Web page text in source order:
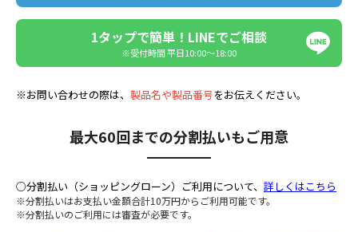
1タップで簡単！LINEでご相談
※受付時間 平日10:00〜18:00
※お問い合わせの際は、 製品名や製品番号をお伝えください。
最大60回までの分割払いもご用意
○分割払い（ショッピングローン）ご利用について、 詳しくはこちら
※分割払いはお支払い金額合計10万円からご利用可能です。
※分割払いのご利用には審査が必要です。